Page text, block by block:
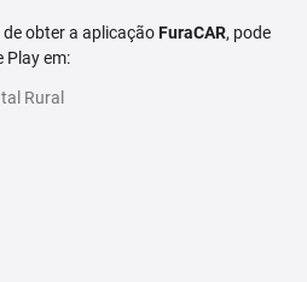
obter a aplicaçãoFuraCAR, pode
Play em:
Rural